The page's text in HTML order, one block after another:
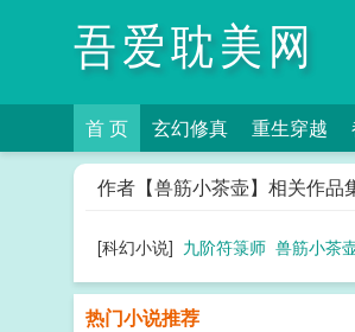
吾爱耽美网
首 页 玄幻修真 重生穿越
作者【兽筋小茶壶】相关作品
[科幻小说] 九阶符箓师 兽筋小茶
热门小说推荐